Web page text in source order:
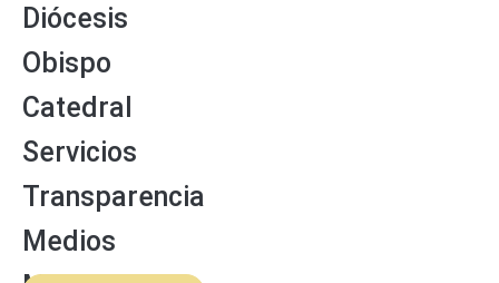
Diócesis
Obispo
Catedral
Servicios
Transparencia
Medios